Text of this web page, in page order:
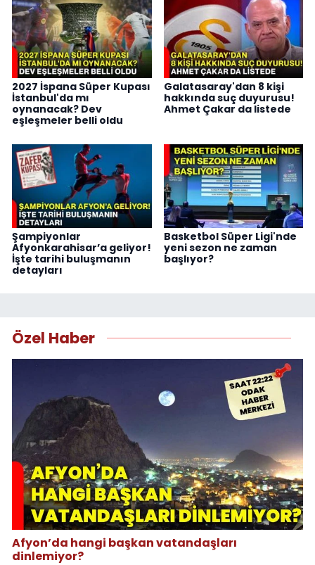
2027 İspana Süper Kupası
İstanbul'da mı
oynanacak? Dev
eşleşmeler belli oldu
Galatasaray'dan 8 kişi
hakkında suç duyurusu!
Ahmet Çakar da listede
Şampiyonlar
Afyonkarahisar’a geliyor!
İşte tarihi buluşmanın
detayları
Basketbol Süper Ligi'nde
yeni sezon ne zaman
başlıyor?
Özel Haber
Afyon’da hangi başkan vatandaşları
dinlemiyor?